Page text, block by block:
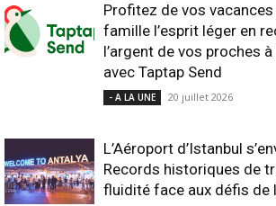
Profitez de vos vacances
famille l’esprit léger en
l’argent de vos proches à
avec Taptap Send
- A LA UNE 20 juillet 2026
L’Aéroport d’Istanbul
Records historiques de
fluidité face aux défis de